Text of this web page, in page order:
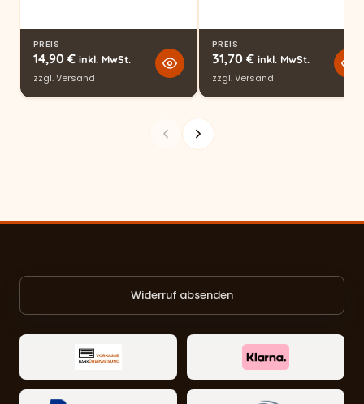
PREIS
14,90 € inkl. MwSt.
zzgl.Versand
PREIS
31,70 € inkl. MwSt.
zzgl.Versand
Widerruf absenden